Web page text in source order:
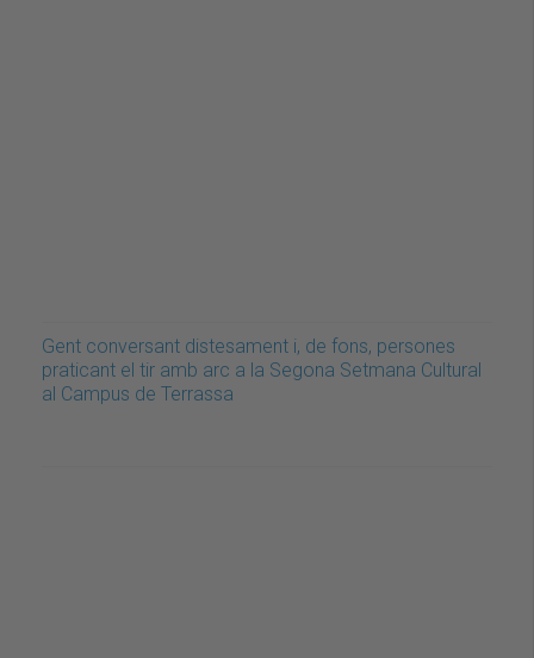
Gent conversant distesament i, de fons, persones
praticant el tir amb arc a la Segona Setmana Cultural
al Campus de Terrassa